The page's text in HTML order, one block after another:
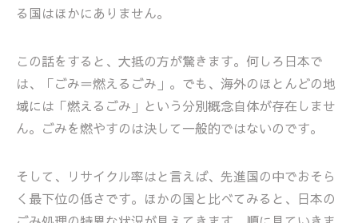
る国はほかにありません。
この話をすると、大抵の方が驚きます。何しろ日本で
は、「ごみ＝燃えるごみ」。でも、海外のほとんどの地
域には「燃えるごみ」という分別概念自体が存在しませ
ん。ごみを燃やすのは決して一般的ではないのです。
そして、リサイクル率はと言えば、先進国の中でおそら
く最下位の低さです。ほかの国と比べてみると、日本の